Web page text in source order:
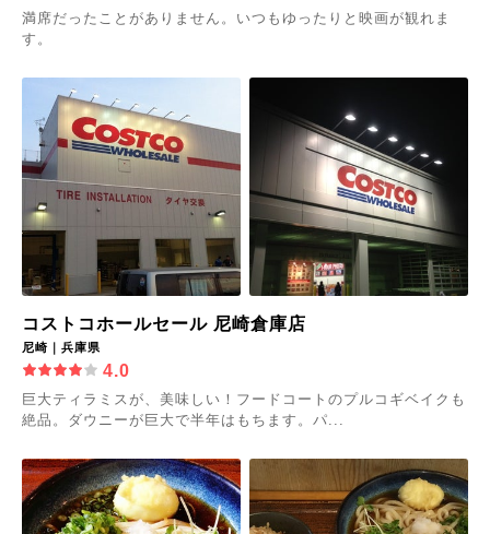
満席だったことがありません。いつもゆったりと映画が観れま
す。
コストコホールセール 尼崎倉庫店
尼崎｜兵庫県
4.0
巨大ティラミスが、美味しい！フードコートのプルコギベイクも
絶品。ダウニーが巨大で半年はもちます。パ...